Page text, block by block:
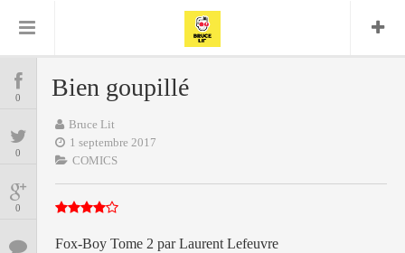
COMICS
MANGAS
BD
ENCYCLOPEGEEK
0
0
0
Bien goupillé
Bruce Lit
1 septembre 2017
COMICS
Fox-Boy Tome 2 par Laurent Lefeuvre
Comics
Daredevil Dark Horse
Delcourt Eddy Vanleffe
Edwige
Encyclopegeek
Replay
Focus Frank Miller Garth Ennis
Glénat Graphic Novel
Independants JB Vu Van JP
Nguyen Lug Mangas
Marvel Mattie boy Musique